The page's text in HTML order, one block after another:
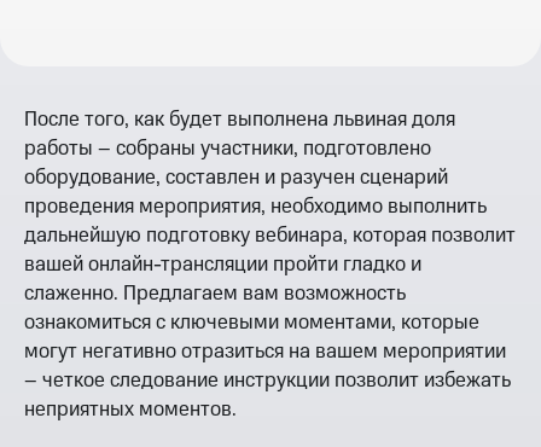
После того, как будет выполнена львиная доля
работы – собраны участники, подготовлено
оборудование, составлен и разучен сценарий
проведения мероприятия, необходимо выполнить
дальнейшую подготовку вебинара, которая позволит
вашей онлайн-трансляции пройти гладко и
слаженно. Предлагаем вам возможность
ознакомиться с ключевыми моментами, которые
могут негативно отразиться на вашем мероприятии
– четкое следование инструкции позволит избежать
неприятных моментов.